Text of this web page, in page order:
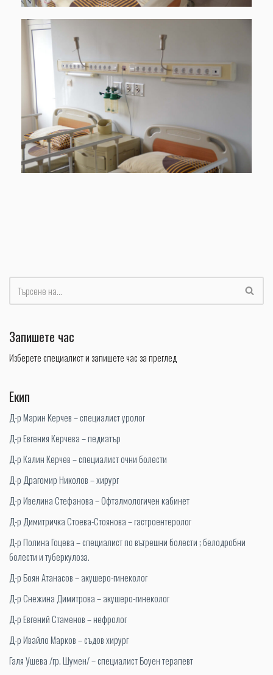
Запишете час
Изберете специалист и запишете час за преглед
Екип
Д-р Марин Керчев – специалист уролог
Д-р Евгения Керчева – педиатър
Д-р Калин Керчев – специалист очни болести
Д-р Драгомир Николов – хирург
Д-р Ивелина Стефанова – Офталмологичен кабинет
Д-р Димитричка Стоева-Стоянова – гастроентеролог
Д-р Полина Гоцева – специалист по вътрешни болести ; белодробни
болести и туберкулоза.
Д-р Боян Атанасов – акушеро-гинеколог
Д-р Снежина Димитрова – акушеро-гинеколог
Д-р Евгений Стаменов – нефролог
Д-р Ивайло Марков – съдов хирург
Галя Ушева /гр. Шумен/ – специалист Боуен терапевт